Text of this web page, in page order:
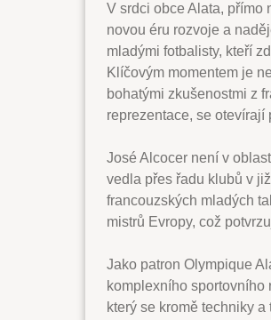
V srdci obce Alata, přímo
novou éru rozvoje a
mladými fotbalisty, kteří
Klíčovým momentem je
bohatými zkušenostmi z
reprezentace, se otevírají
José Alcocer není v
vedla přes řadu klubů v
francouzských mladých
mistrů Evropy, což
Jako patron Olympique
komplexního sportovního
který se kromě techniky